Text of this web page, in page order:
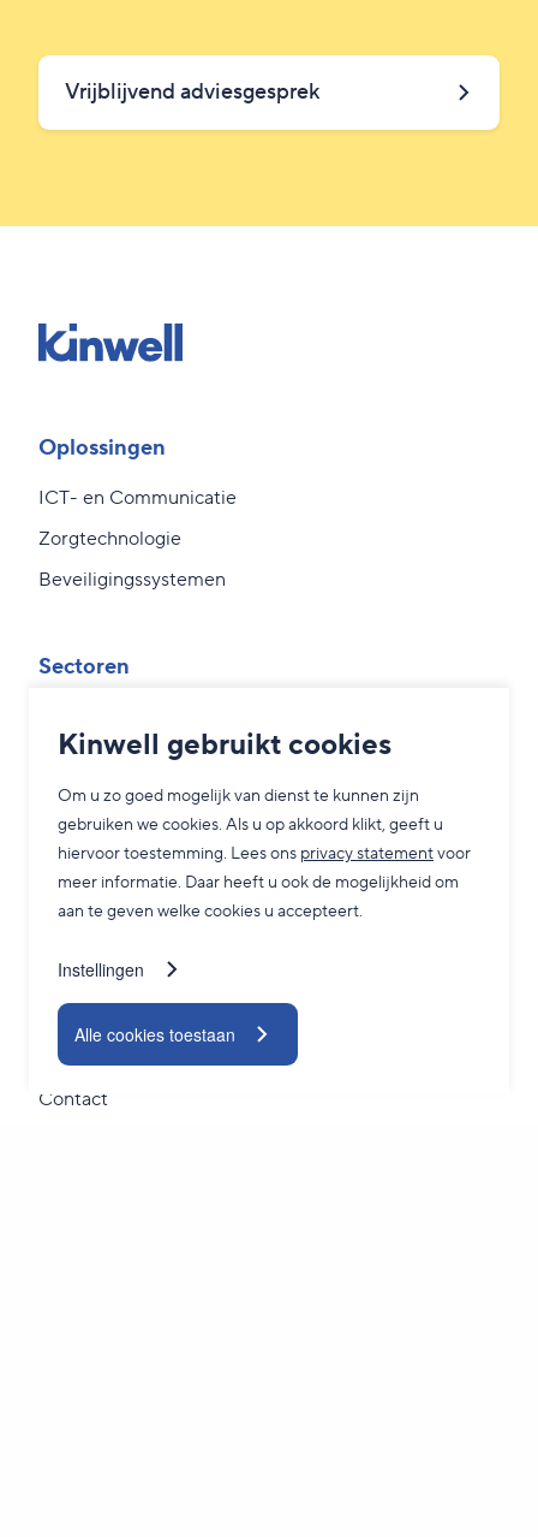
Kinwell gebruikt cookies
Om u zo goed mogelijk van dienst te kunnen zijn
gebruiken we cookies. Als u op akkoord klikt, geeft u
hiervoor toestemming. Lees ons privacy statementvoor
meer informatie. Daar heeft u ook de mogelijkheid om
aan te geven welke cookies u accepteert.
Instellingen
Alle cookies toestaan
Vrijblijvend adviesgesprek
Oplossingen
ICT- en Communicatie
Zorgtechnologie
Beveiligingssystemen
Sectoren
MKB
Zorg
Grootzakelijk
Service
Adviesgesprek
24/7 Servicedesk
TeamViewer
Contact